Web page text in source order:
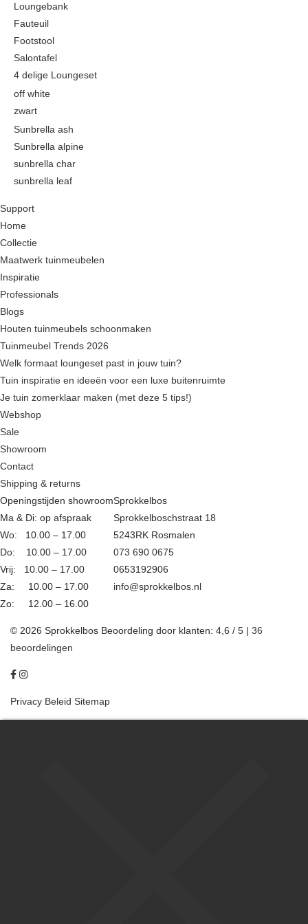
stalen stoel
teak stoel
Bistro tafel
Keramiek tafels
Picknicktafels
Teak tafels
Loungebank
Fauteuil
Footstool
Salontafel
4 delige Loungeset
off white
zwart
Sunbrella ash
Sunbrella alpine
sunbrella char
sunbrella leaf
product
has
multiple
variants.
The
options
may
be
chosen
on
the
product
page
Support
Home
Collectie
Maatwerk tuinmeubelen
Inspiratie
Professionals
Blogs
Houten tuinmeubels schoonmaken
Tuinmeubel Trends 2026
Welk formaat loungeset past in jouw tuin?
Tuin inspiratie en ideeën voor een luxe buitenruimte
Je tuin zomerklaar maken (met deze 5 tips!)
Webshop
Sale
Showroom
Contact
Shipping & returns
Openingstijden showroom
Ma & Di: op afspraak
Wo: 10.00 – 17.00
Do: 10.00 – 17.00
Vrij: 10.00 – 17.00
Za: 10.00 – 17.00
Zo: 12.00 – 16.00
Sprokkelbos
Sprokkelboschstraat 18
5243RK Rosmalen
073 690 0675
0653192906
info@sprokkelbos.nl
© 2026 Sprokkelbos Beoordeling door klanten: 4,6 / 5 | 36
beoordelingen
Privacy Beleid Sitemap